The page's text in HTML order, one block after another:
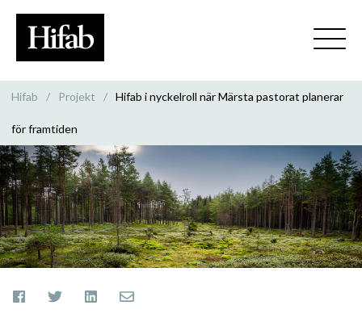
Hifab / Projekt / Hifab i nyckelroll när Märsta pastorat planerar
för framtiden